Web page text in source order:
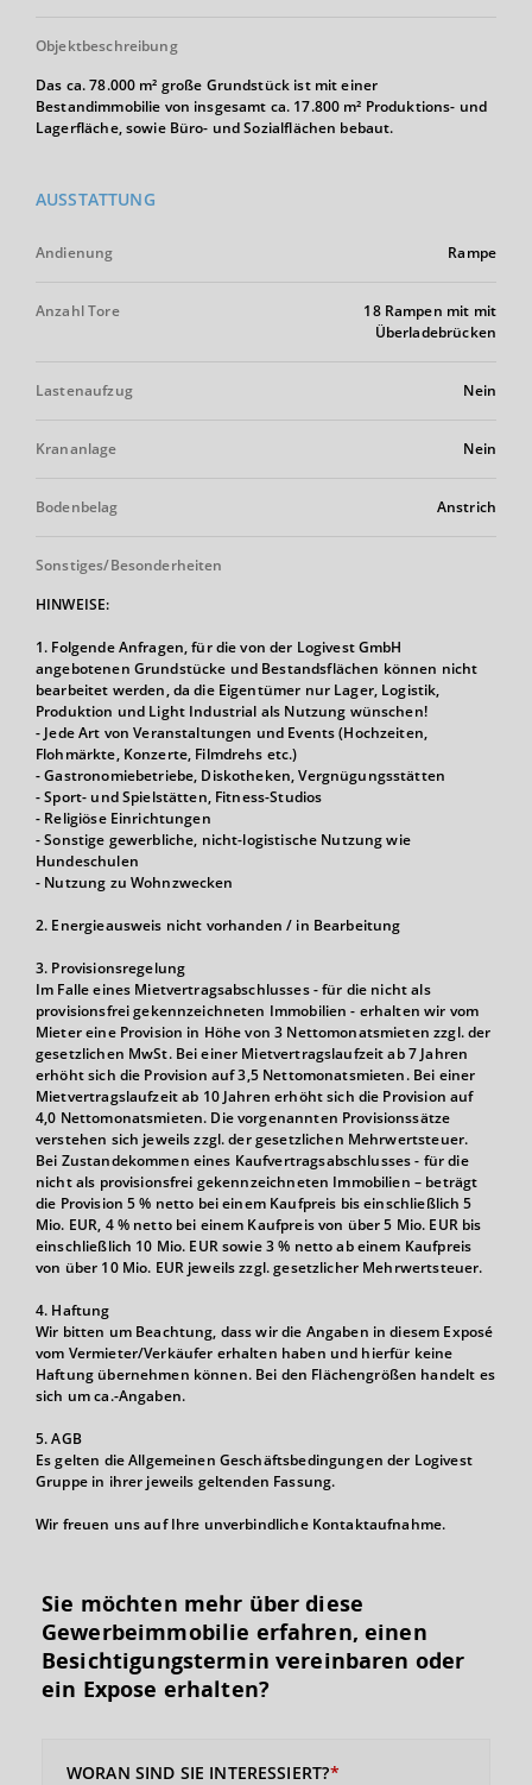
Objektbeschreibung
Das ca. 78.000 m² große Grundstück ist mit einer
Bestandimmobilie von insgesamt ca. 17.800 m² Produktions- und
Lagerfläche, sowie Büro- und Sozialflächen bebaut.
AUSSTATTUNG
Andienung Rampe
Anzahl Tore
18 Rampen mit mit
Überladebrücken
Lastenaufzug Nein
Krananlage Nein
Bodenbelag Anstrich
Sonstiges/Besonderheiten
HINWEISE:
1. Folgende Anfragen, für die von der Logivest GmbH
angebotenen Grundstücke und Bestandsflächen können nicht
bearbeitet werden, da die Eigentümer nur Lager, Logistik,
Produktion und Light Industrial als Nutzung wünschen!
- Jede Art von Veranstaltungen und Events (Hochzeiten,
Flohmärkte, Konzerte, Filmdrehs etc.)
- Gastronomiebetriebe, Diskotheken, Vergnügungsstätten
- Sport- und Spielstätten, Fitness-Studios
- Religiöse Einrichtungen
- Sonstige gewerbliche, nicht-logistische Nutzung wie
Hundeschulen
- Nutzung zu Wohnzwecken
2. Energieausweis nicht vorhanden / in Bearbeitung
3. Provisionsregelung
Im Falle eines Mietvertragsabschlusses - für die nicht als
provisionsfrei gekennzeichneten Immobilien - erhalten wir vom
Mieter eine Provision in Höhe von 3 Nettomonatsmieten zzgl. der
gesetzlichen MwSt. Bei einer Mietvertragslaufzeit ab 7 Jahren
erhöht sich die Provision auf 3,5 Nettomonatsmieten. Bei einer
Mietvertragslaufzeit ab 10 Jahren erhöht sich die Provision auf
4,0 Nettomonatsmieten. Die vorgenannten Provisionssätze
verstehen sich jeweils zzgl. der gesetzlichen Mehrwertsteuer.
Bei Zustandekommen eines Kaufvertragsabschlusses - für die
nicht als provisionsfrei gekennzeichneten Immobilien – beträgt
die Provision 5 % netto bei einem Kaufpreis bis einschließlich 5
Mio. EUR, 4 % netto bei einem Kaufpreis von über 5 Mio. EUR bis
einschließlich 10 Mio. EUR sowie 3 % netto ab einem Kaufpreis
von über 10 Mio. EUR jeweils zzgl. gesetzlicher Mehrwertsteuer.
4. Haftung
Wir bitten um Beachtung, dass wir die Angaben in diesem Exposé
vom Vermieter/Verkäufer erhalten haben und hierfür keine
Haftung übernehmen können. Bei den Flächengrößen handelt es
sich um ca.-Angaben.
5. AGB
Es gelten die Allgemeinen Geschäftsbedingungen der Logivest
Gruppe in ihrer jeweils geltenden Fassung.
Wir freuen uns auf Ihre unverbindliche Kontaktaufnahme.
Sie möchten mehr über diese
Gewerbeimmobilie erfahren, einen
Besichtigungs­termin vereinbaren oder
ein Expose erhalten?
WORAN SIND SIE INTERESSIERT?